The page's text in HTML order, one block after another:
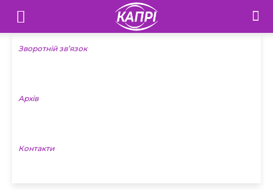
Телебачення
«Капрі»
Новини
Зворотній зв’язок
Архів
Контакти